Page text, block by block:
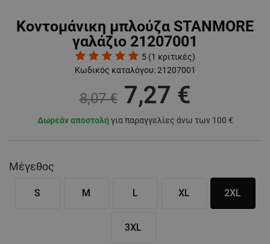
Κοντομάνικη μπλούζα STANMORE
γαλάζιο 21207001
5 (1 κριτικές)
Κωδικός καταλόγου: 21207001
8,07 € 7,27 €
Δωρεάν αποστολή για παραγγελίες άνω των 100 €
Μέγεθος
S M L XL 2XL
3XL